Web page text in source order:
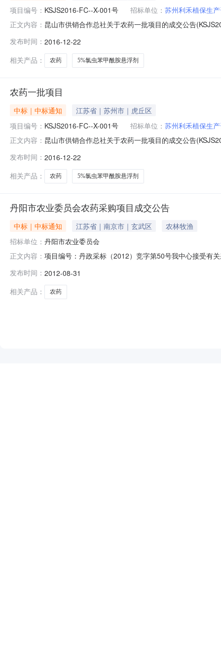
项目编号： KSJS2016-FC--X-001号 招标单位： 苏州利禾植保生
正文内容： 昆山市供销合作总社关于农药一批项目的成交公告
受昆山市供销合作总社委托,昆山市建设咨询监理有限公
发布时间： 2016-12-22
相关产品：
农药 5%氯虫苯甲酰胺悬浮剂
农药一批项目
中标｜中标通知
江苏省｜苏州市｜虎丘区
项目编号： KSJS2016-FC--X-001号 招标单位： 苏州利禾植保生
正文内容： 昆山市供销合作总社关于农药一批项目的成交公告
称：农药一批成交单位及成交金额见下表：序号品名规
发布时间： 2016-12-22
相关产品：
农药 5%氯虫苯甲酰胺悬浮剂
丹阳市农业委员会农药采购项目成交公告
中标｜中标通知 江苏省｜南京市｜玄武区
农林牧渔
招标单位： 丹阳市农业委员会
正文内容： 项目编号：丹政采标（2012）竞字第50号我中心接受有
有限公司各有关当事人对成交结果有异议的，可以在成
年08月31日*
发布时间： 2012-08-31
相关产品：
农药